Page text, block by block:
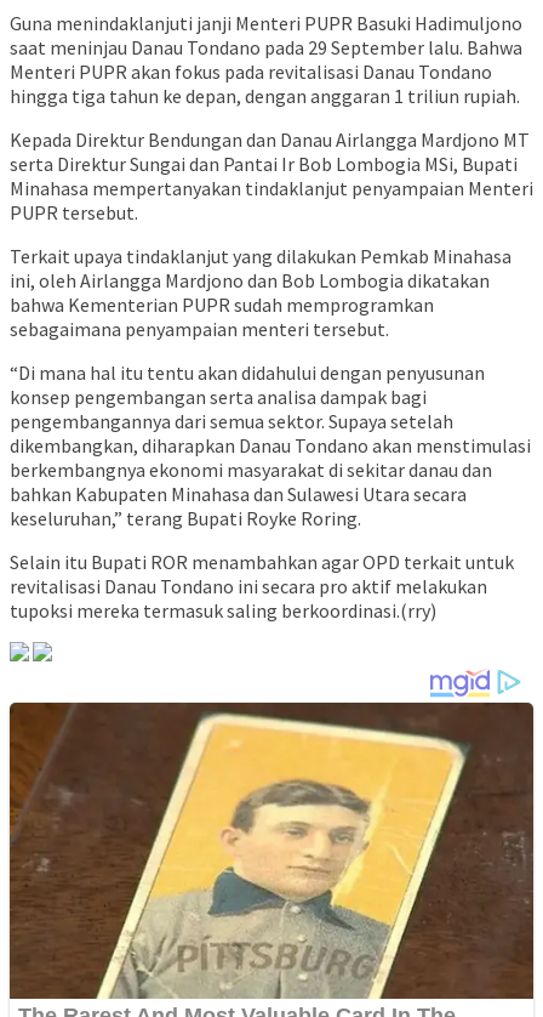
Guna menindaklanjuti janji Menteri PUPR Basuki Hadimuljono
saat meninjau Danau Tondano pada 29 September lalu. Bahwa
Menteri PUPR akan fokus pada revitalisasi Danau Tondano
hingga tiga tahun ke depan, dengan anggaran 1 triliun rupiah.
Kepada Direktur Bendungan dan Danau Airlangga Mardjono MT
serta Direktur Sungai dan Pantai Ir Bob Lombogia MSi, Bupati
Minahasa mempertanyakan tindaklanjut penyampaian Menteri
PUPR tersebut.
Terkait upaya tindaklanjut yang dilakukan Pemkab Minahasa
ini, oleh Airlangga Mardjono dan Bob Lombogia dikatakan
bahwa Kementerian PUPR sudah memprogramkan
sebagaimana penyampaian menteri tersebut.
“Di mana hal itu tentu akan didahului dengan penyusunan
konsep pengembangan serta analisa dampak bagi
pengembangannya dari semua sektor. Supaya setelah
dikembangkan, diharapkan Danau Tondano akan menstimulasi
berkembangnya ekonomi masyarakat di sekitar danau dan
bahkan Kabupaten Minahasa dan Sulawesi Utara secara
keseluruhan,” terang Bupati Royke Roring.
Selain itu Bupati ROR menambahkan agar OPD terkait untuk
revitalisasi Danau Tondano ini secara pro aktif melakukan
tupoksi mereka termasuk saling berkoordinasi.(rry)